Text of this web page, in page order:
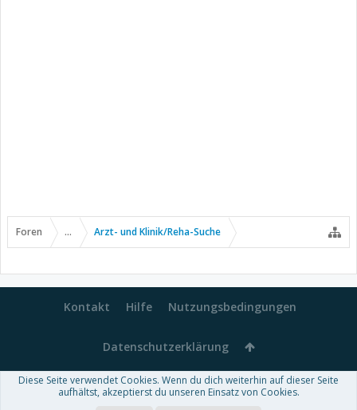
Foren ... Arzt- und Klinik/Reha-Suche
Kontakt Hilfe Nutzungsbedingungen
Datenschutzerklärung
Forum software by XenForo™-Deutsch von xenDach
Diese Seite verwendet Cookies. Wenn du dich weiterhin auf dieser Seite
aufhältst, akzeptierst du unseren Einsatz von Cookies.